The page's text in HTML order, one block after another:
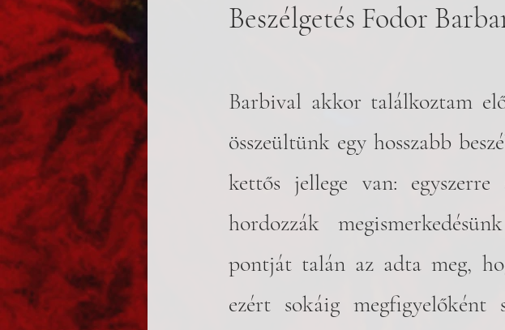
Beszélgetés Fodor
Barbival akkor találkoztam
összeültünk egy hosszabb
kettős jellege van: egyszerre
hordozzák
pontját talán az adta meg,
ezért sokáig